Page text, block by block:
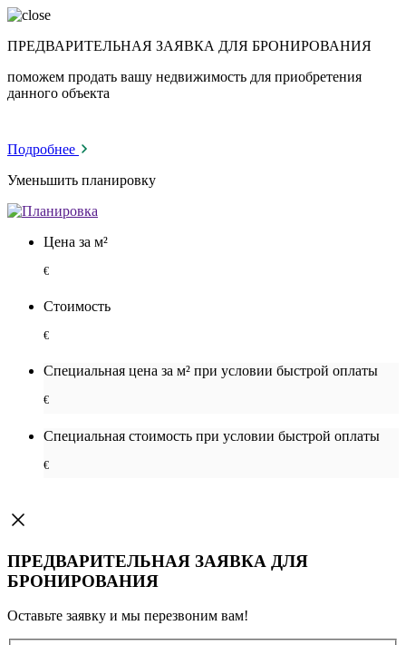
ПРЕДВАРИТЕЛЬНАЯ ЗАЯВКА ДЛЯ БРОНИРОВАНИЯ
поможем продать вашу недвижимость для приобретения
данного объекта
Подробнее
Уменьшить планировку
Цена за м²
€
Стоимость
€
Специальная цена за м² при условии быстрой оплаты
€
Специальная cтоимость при условии быстрой оплаты
€
ПРЕДВАРИТЕЛЬНАЯ ЗАЯВКА ДЛЯ
БРОНИРОВАНИЯ
Оставьте заявку и мы перезвоним вам!